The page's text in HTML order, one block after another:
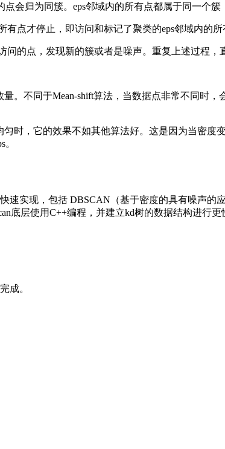
会归为同簇。eps邻域内的所有点都属于同一个
点才停止，即访问和标记了聚类的eps邻域内的所
问的点，发现新的簇或者是噪声。重复上述过程
。不同于Mean-shift算法，当数据点非常不同时
时，它的效果不如其他算法好。这是因为当密度
速实现，包括 DBSCAN（基于密度的具有噪声
底层使用C++编程，并建立kd树的数据结构进行更
成。